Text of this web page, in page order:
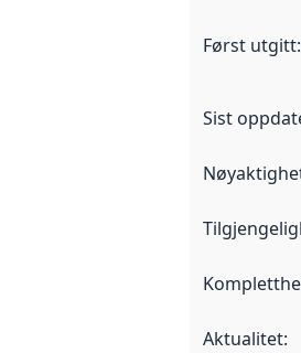
Først utgitt:
Sist
Aktualitet: